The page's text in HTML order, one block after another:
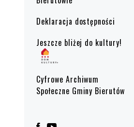
Deklaracja dostępności
Jeszcze bliżej do kultury!
Cyfrowe Archiwum
Społeczne Gminy Bierutów